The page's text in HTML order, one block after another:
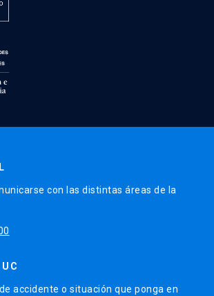
con las distintas áreas de la
accidente o situación que ponga en